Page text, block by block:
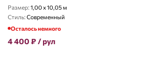
Размер: 1,00 x 10,05 м
Стиль: Современный
Осталось немного
4 400 ₽ / рул